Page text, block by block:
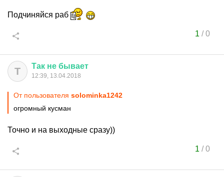
Подчиняйся раб
1 /0
Т Так не бывает
12:39, 13.04.2018
От пользователя solominka1242
огромный кусман
Точно и на выходные сразу))
1 /0